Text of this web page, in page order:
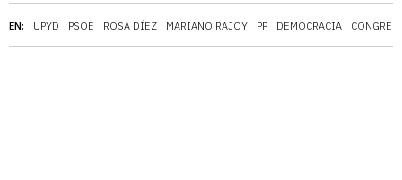
EN: UPYD PSOE ROSA DÍEZ MARIANO RAJOY PP DEMOCRACIA